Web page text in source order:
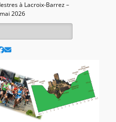
à Lacroix-Barrez –
2026
Facebook
E-